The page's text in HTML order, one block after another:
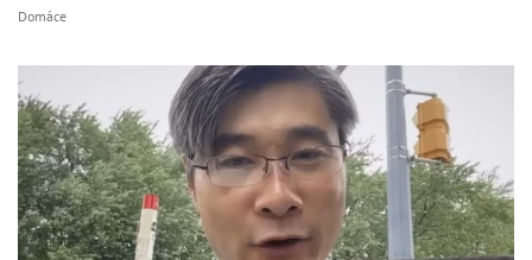
Domáce